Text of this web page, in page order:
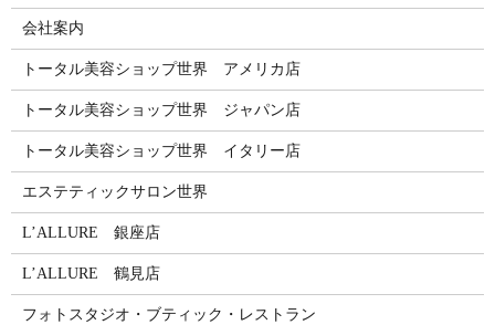
会社案内
トータル美容ショップ世界 アメリカ店
トータル美容ショップ世界 ジャパン店
トータル美容ショップ世界 イタリー店
エステティックサロン世界
L’ALLURE 銀座店
L’ALLURE 鶴見店
フォトスタジオ・ブティック・レストラン